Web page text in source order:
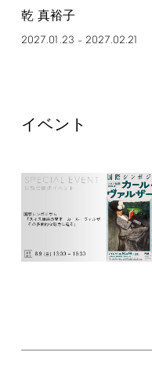
乾 真裕子
2027.01.23 – 2027.02.21
イベント